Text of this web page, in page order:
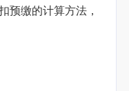
预缴的计算方法，